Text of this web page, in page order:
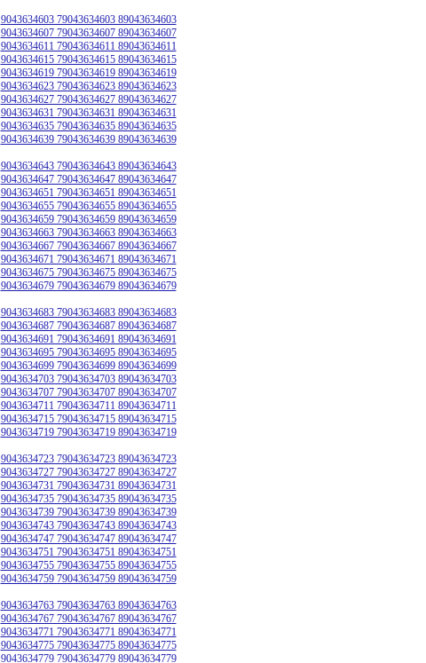
9043634603 79043634603 89043634603
9043634607 79043634607 89043634607
9043634611 79043634611 89043634611
9043634615 79043634615 89043634615
9043634619 79043634619 89043634619
9043634623 79043634623 89043634623
9043634627 79043634627 89043634627
9043634631 79043634631 89043634631
9043634635 79043634635 89043634635
9043634639 79043634639 89043634639
9043634643 79043634643 89043634643
9043634647 79043634647 89043634647
9043634651 79043634651 89043634651
9043634655 79043634655 89043634655
9043634659 79043634659 89043634659
9043634663 79043634663 89043634663
9043634667 79043634667 89043634667
9043634671 79043634671 89043634671
9043634675 79043634675 89043634675
9043634679 79043634679 89043634679
9043634683 79043634683 89043634683
9043634687 79043634687 89043634687
9043634691 79043634691 89043634691
9043634695 79043634695 89043634695
9043634699 79043634699 89043634699
9043634703 79043634703 89043634703
9043634707 79043634707 89043634707
9043634711 79043634711 89043634711
9043634715 79043634715 89043634715
9043634719 79043634719 89043634719
9043634723 79043634723 89043634723
9043634727 79043634727 89043634727
9043634731 79043634731 89043634731
9043634735 79043634735 89043634735
9043634739 79043634739 89043634739
9043634743 79043634743 89043634743
9043634747 79043634747 89043634747
9043634751 79043634751 89043634751
9043634755 79043634755 89043634755
9043634759 79043634759 89043634759
9043634763 79043634763 89043634763
9043634767 79043634767 89043634767
9043634771 79043634771 89043634771
9043634775 79043634775 89043634775
9043634779 79043634779 89043634779